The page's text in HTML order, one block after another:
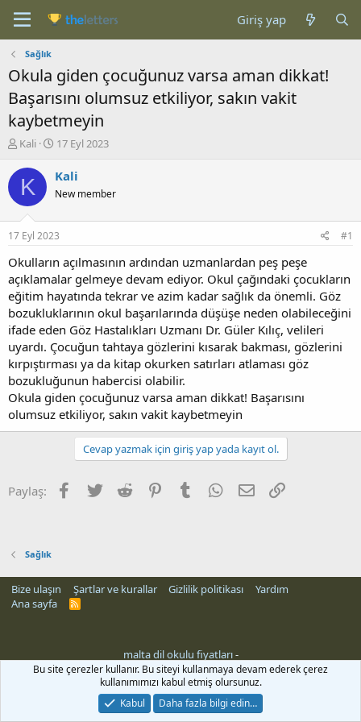
Giriş yap
Sağlık
Okula giden çocuğunuz varsa aman dikkat!
Başarısını olumsuz etkiliyor, sakın vakit
kaybetmeyin
K
n
b
u
u
b
a
l
a
t
a
n
Kali
B
ş
a
g
ı
ç
t
a
r
i
h
i
17 Eyl 2023
K Kali
New member
17 Eyl 2023 #1
Okulların açılmasının ardından uzmanlardan peş peşe
açıklamalar gelmeye devam ediyor. Okul çağındaki çocukların
eğitim hayatında tekrar ve azim kadar sağlık da önemli. Göz
bozukluklarının okul başarılarında düşüşe neden olabileceğini
ifade eden Göz Hastalıkları Uzmanı Dr. Güler Kılıç, velileri
uyardı. Çocuğun tahtaya gözlerini kısarak bakması, gözlerini
kırpıştırması ya da kitap okurken satırları atlaması göz
bozukluğunun habercisi olabilir.
Okula giden çocuğunuz varsa aman dikkat! Başarısını
olumsuz etkiliyor, sakın vakit kaybetmeyin
Cevap yazmak için giriş yap yada kayıt ol.
Paylaş: Facebook
Twitter Reddit PinterestTumblr WhatsApp
E-posta
Sağlık
Bize ulaşın Şartlar ve kurallar Gizlilik politikası
Yardım
Ana sayfa
R
malta dil okulu fiyatları-
Bu site çerezler kullanır. Bu siteyi kullanmaya devam ederek çerez
kullanımımızı kabul etmiş olursunuz.
Kabul
Daha fazla bilgi edin…